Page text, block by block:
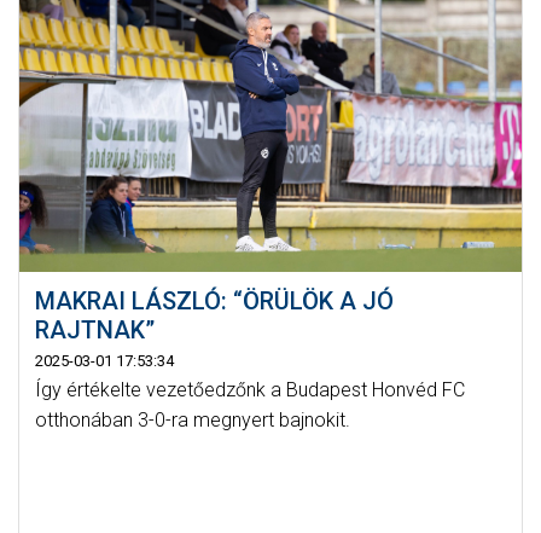
MAKRAI LÁSZLÓ: “ÖRÜLÖK A JÓ
RAJTNAK”
2025-03-01 17:53:34
Így értékelte vezetőedzőnk a Budapest Honvéd FC
otthonában 3-0-ra megnyert bajnokit.